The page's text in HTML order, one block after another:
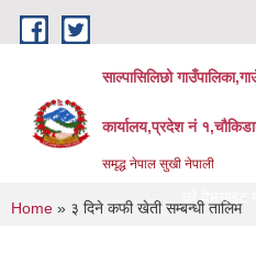
Skip to main content
साल्पासिलिछो
कार्यालय,प्रदेश नं
समृद्ध नेपाल सुखी नेपाली
गाउँपालिका को वेभसाइट मा यहाँ
You are here
Home » ३ दिने कफी खेती सम्बन्धी तालिम